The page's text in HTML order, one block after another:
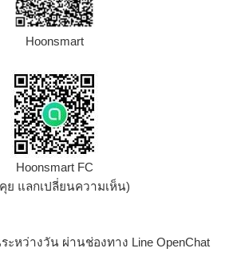
Hoonsmart
Hoonsmart FC
ย แลกเปลี่ยนความเห็น)
หว่างวัน ผ่านช่องทาง Line OpenChat